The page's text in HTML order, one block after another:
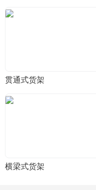
贯通式货架
横梁式货架